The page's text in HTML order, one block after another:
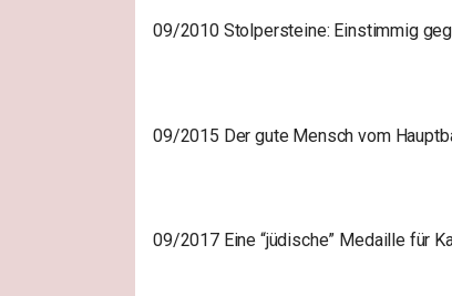
09/2010 Stolpersteine: Einstimmig
09/2015 Der gute Mensch vom
09/2017 Eine “jüdische” Medaille für